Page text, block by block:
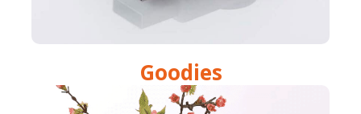
Goodies